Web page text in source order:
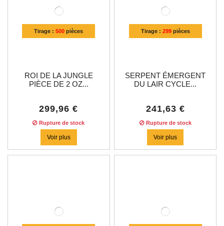
Tirage :500 pièces
ROI DE LA JUNGLE
PIÈCE DE 2 OZ...
299,96 €
Rupture de stock
Voir plus
Tirage : 299pièces
SERPENT ÉMERGENT
DU LAIR CYCLE...
241,63 €
Rupture de stock
Voir plus